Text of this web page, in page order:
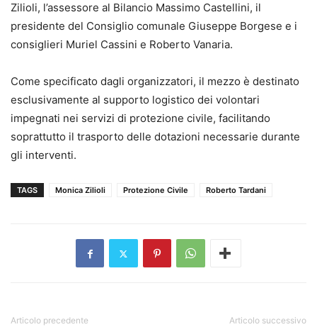
Zilioli, l’assessore al Bilancio Massimo Castellini, il
presidente del Consiglio comunale Giuseppe Borgese e i
consiglieri Muriel Cassini e Roberto Vanaria.
Come specificato dagli organizzatori, il mezzo è destinato
esclusivamente al supporto logistico dei volontari
impegnati nei servizi di protezione civile, facilitando
soprattutto il trasporto delle dotazioni necessarie durante
gli interventi.
TAGS Monica Zilioli Protezione Civile Roberto Tardani
Articolo precedente Articolo successivo